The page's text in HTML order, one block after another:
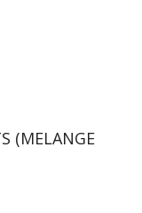
(MELANGE